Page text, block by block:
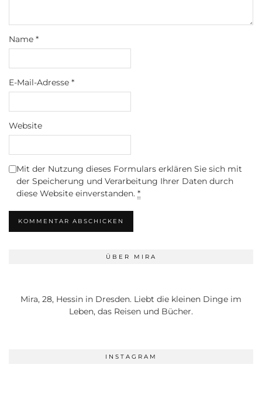
Name *
E-Mail-Adresse *
Website
Mit der Nutzung dieses Formulars erklären Sie sich mit
der Speicherung und Verarbeitung Ihrer Daten durch
diese Website einverstanden. *
ÜBER MIRA
Mira, 28, Hessin in Dresden. Liebt die kleinen Dinge im
Leben, das Reisen und Bücher.
INSTAGRAM